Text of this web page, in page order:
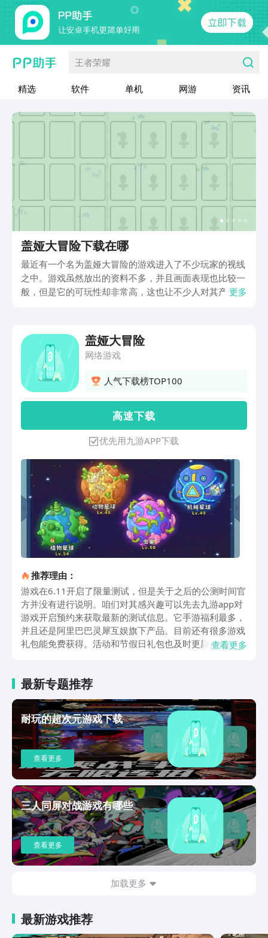
王者荣耀
精选 软件 单机 网游 资讯
盖娅大冒险下载在哪
最近有一个名为盖娅大冒险的游戏进入了不少玩家的视线
之中。游戏虽然放出的资料不多，并且画面表现也比较一
般，但是它的可玩性却非常高，这也让不少人对其产生了
到最多的。
更多
盖娅大冒险
网络游戏
人气下载榜TOP100
高 速 下 载
优先用九游APP下载
推荐理由：
游戏在6.11开启了限量测试，但是关于之后的公测时间官
方并没有进行说明。咱们对其感兴趣可以先去九游app对
游戏开启预约来获取最新的测试信息。它手游福利最多，
并且还是阿里巴巴灵犀互娱旗下产品。目前还有很多游戏
礼包能免费获得。活动和节假日礼包也及时更新。根据现
上有着丰富的资源，但是整个星球也有着大量的敌人，咱
们需要将这些敌人给消灭掉，然后获取这些资源。在解决
完一个星球之后，我们就需要前往其他的星球。我们在星
际冒险的同时也会遇到很多的其中种族，这些有些可以成
为盟友，有的则是会成为敌人。咱们需要根据它们的情况
来做出最正确的应对。不管是战斗还是资源的收集都是以
卡牌的形式来决断，整个游戏非常注重策略性，我们需要
根据对方的排列以及自身的手牌来进行布置，这样的话才
能够让自己获取到最终的胜利。上面这些便是盖娅大冒险
下载在哪的说明。这款游戏从目前的资料来看其整体的趣
味性非常高，但是游戏的上手难度不低，咱们需要了解清
楚卡牌的使用和游戏机制才能玩进去这款游戏。
查看更多
最新专题推荐
耐玩的超次元游戏下载
查看更多
三人同屏对战游戏有哪些
查看更多
加载更多
最新游戏推荐